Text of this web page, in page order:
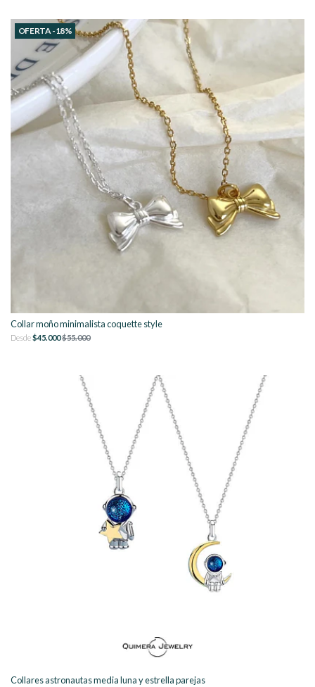
OFERTA -18%
Collar moño minimalista coquette style
Desde$45.000$55.000
Collares astronautas media luna y estrella parejas